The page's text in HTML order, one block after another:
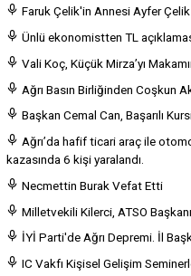
Faruk Çelik'in Annesi Ayfer
Ünlü ekonomistten TL
Vali Koç, Küçük Mirza’yı
Ağrı Basın Birliğinden Coşkun
Başkan Cemal Can, Başarılı
Ağrı’da hafif ticari araç ile
kazasında 6 kişi yaralandı.
Necmettin Burak Vefat Etti
Milletvekili Kilerci, ATSO
İYİ Parti'de Ağrı Depremi. İl
IC Vakfı Kişisel Gelişim